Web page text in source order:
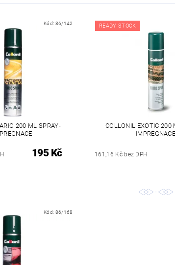
Kód: 86/142
200 ML SPRAY-
195 Kč
READY STOCK
COLLONIL EXOTIC 200
IMPREGNACE
161,16 Kč bez DPH
Kód: 86/168